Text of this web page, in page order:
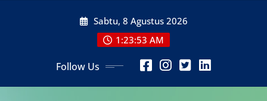
Sabtu, 8 Agustus 2026
1:23:53 AM
Follow Us